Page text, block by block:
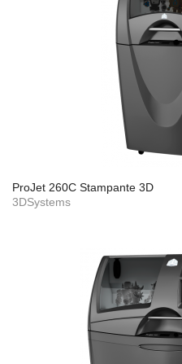
ProJet 260C Stampante 3D
3DSystems